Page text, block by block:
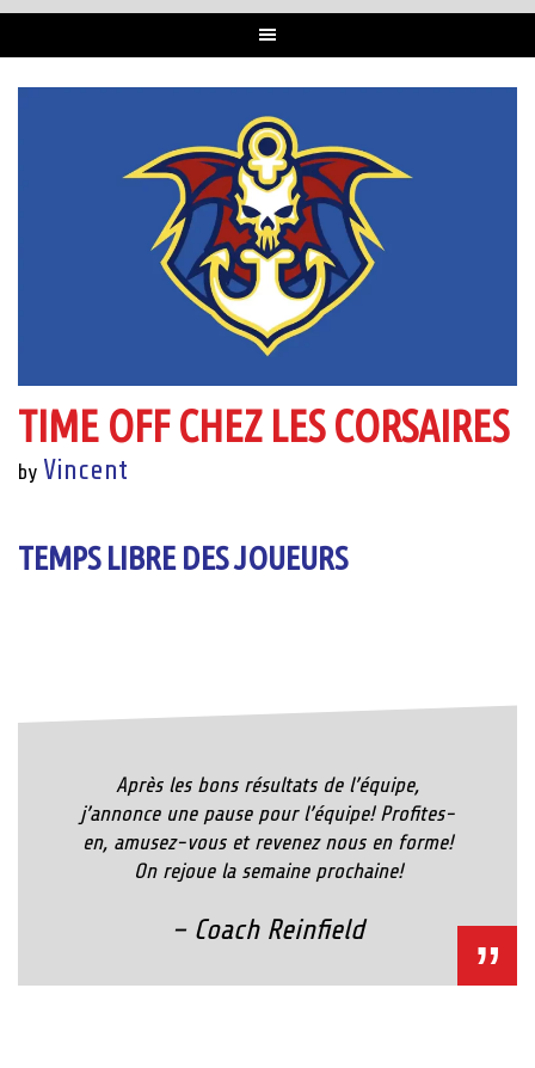
TIME OFF CHEZ LES CORSAIRES
by Vincent
TEMPS LIBRE DES JOUEURS
Après les bons résultats de l’équipe,
j’annonce une pause pour l’équipe! Profites-
en, amusez-vous et revenez nous en forme!
On rejoue la semaine prochaine!
– Coach Reinfield